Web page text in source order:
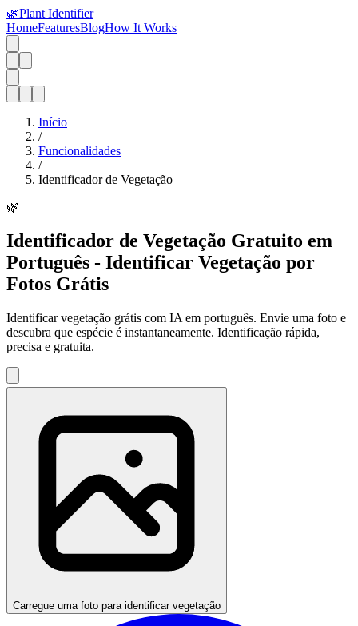
🌿Plant Identifier
HomeFeaturesBlogHow It Works
Início
/
Funcionalidades
/
Identificador de Vegetação
🌿
Identificador de Vegetação Gratuito em
Português - Identificar Vegetação por
Fotos Grátis
Identificar vegetação grátis com IA em português. Envie uma foto e
descubra que espécie é instantaneamente. Identificação rápida,
precisa e gratuita.
Carregue uma foto para identificar vegetação